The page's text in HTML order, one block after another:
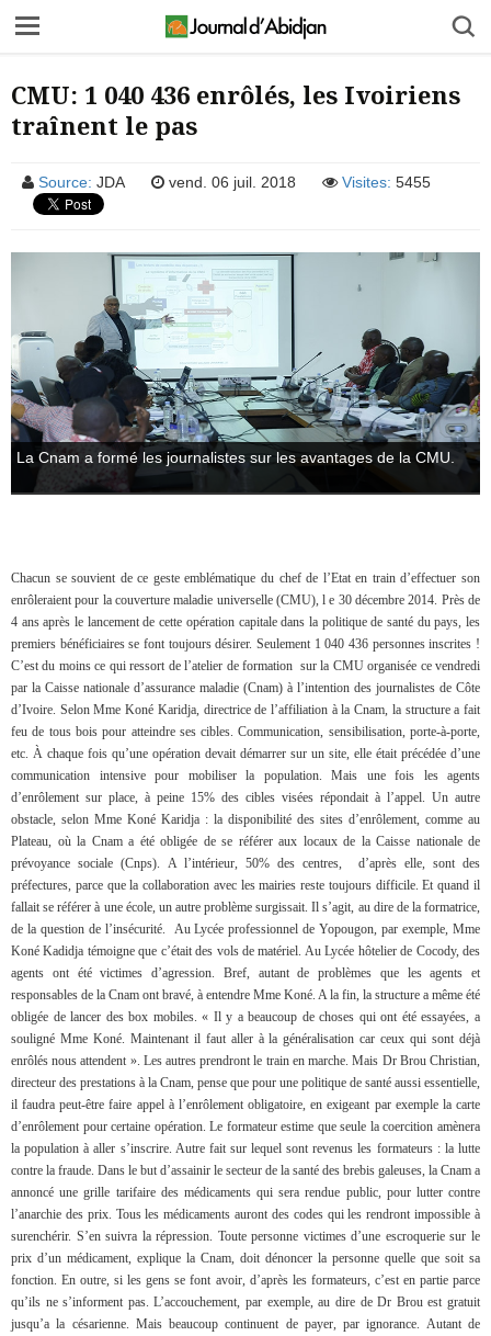
CMU: 1 040 436 enrôlés, les Ivoiriens
traînent le pas
Source: JDA vend. 06 juil. 2018 Visites: 5455
La Cnam a formé les journalistes sur les avantages de la CMU.
Chacun se souvient de ce geste emblématique du chef de l’Etat en train d’effectuer son
enrôleraient pour la couverture maladie universelle (CMU), l e 30 décembre 2014. Près de
4 ans après le lancement de cette opération capitale dans la politique de santé du pays, les
premiers bénéficiaires se font toujours désirer. Seulement 1 040 436 personnes inscrites !
C’est du moins ce qui ressort de l’atelier de formation sur la CMU organisée ce vendredi
par la Caisse nationale d’assurance maladie (Cnam) à l’intention des journalistes de Côte
d’Ivoire. Selon Mme Koné Karidja, directrice de l’affiliation à la Cnam, la structure a fait
feu de tous bois pour atteindre ses cibles. Communication, sensibilisation, porte-à-porte,
etc. À chaque fois qu’une opération devait démarrer sur un site, elle était précédée d’une
communication intensive pour mobiliser la population. Mais une fois les agents
d’enrôlement sur place, à peine 15% des cibles visées répondait à l’appel. Un autre
obstacle, selon Mme Koné Karidja : la disponibilité des sites d’enrôlement, comme au
Plateau, où la Cnam a été obligée de se référer aux locaux de la Caisse nationale de
prévoyance sociale (Cnps). A l’intérieur, 50% des centres, d’après elle, sont des
préfectures, parce que la collaboration avec les mairies reste toujours difficile. Et quand il
fallait se référer à une école, un autre problème surgissait. Il s’agit, au dire de la formatrice,
de la question de l’insécurité. Au Lycée professionnel de Yopougon, par exemple, Mme
Koné Kadidja témoigne que c’était des vols de matériel. Au Lycée hôtelier de Cocody, des
agents ont été victimes d’agression. Bref, autant de problèmes que les agents et
responsables de la Cnam ont bravé, à entendre Mme Koné. A la fin, la structure a même été
obligée de lancer des box mobiles. « Il y a beaucoup de choses qui ont été essayées, a
souligné Mme Koné. Maintenant il faut aller à la généralisation car ceux qui sont déjà
enrôlés nous attendent ». Les autres prendront le train en marche. Mais Dr Brou Christian,
directeur des prestations à la Cnam, pense que pour une politique de santé aussi essentielle,
il faudra peut-être faire appel à l’enrôlement obligatoire, en exigeant par exemple la carte
d’enrôlement pour certaine opération. Le formateur estime que seule la coercition amènera
la population à aller s’inscrire. Autre fait sur lequel sont revenus les formateurs : la lutte
contre la fraude. Dans le but d’assainir le secteur de la santé des brebis galeuses, la Cnam a
annoncé une grille tarifaire des médicaments qui sera rendue public, pour lutter contre
l’anarchie des prix. Tous les médicaments auront des codes qui les rendront impossible à
surenchérir. S’en suivra la répression. Toute personne victimes d’une escroquerie sur le
prix d’un médicament, explique la Cnam, doit dénoncer la personne quelle que soit sa
fonction. En outre, si les gens se font avoir, d’après les formateurs, c’est en partie parce
qu’ils ne s’informent pas. L’accouchement, par exemple, au dire de Dr Brou est gratuit
jusqu’a la césarienne. Mais beaucoup continuent de payer, par ignorance. Autant de